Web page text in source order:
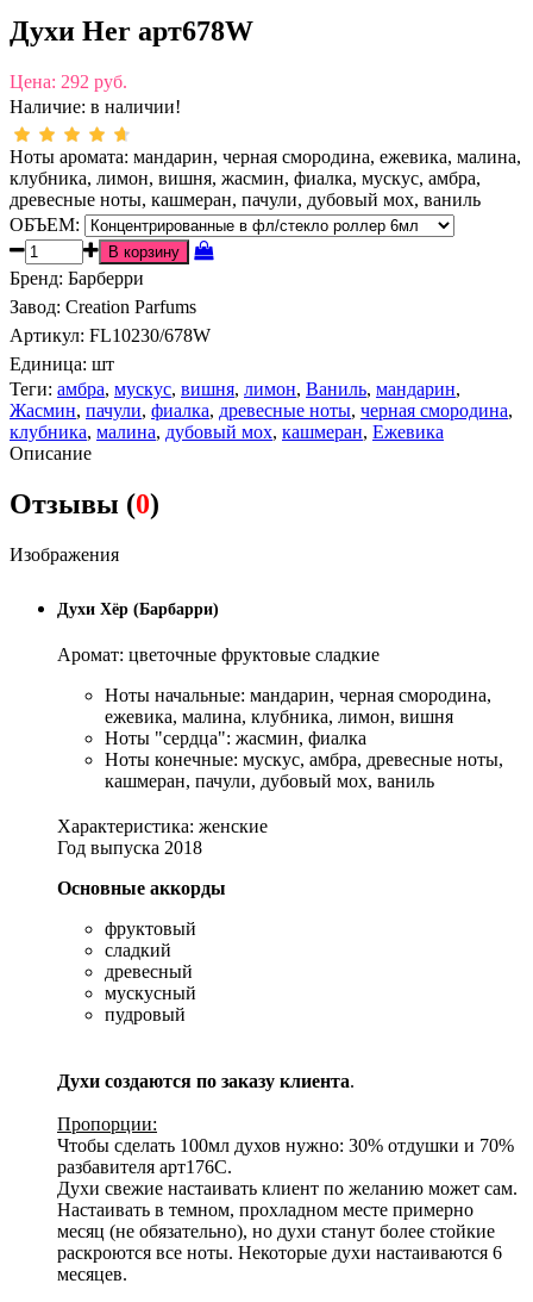
Духи Her арт678W
Цена: 292 руб.
Наличие: в наличии!
Ноты аромата: мандарин, черная смородина, ежевика, малина,
клубника, лимон, вишня, жасмин, фиалка, мускус, амбра,
древесные ноты, кашмеран, пачули, дубовый мох, ваниль
ОБЪЕМ:
Бренд: Барберри
Завод: Creation Parfums
Артикул: FL10230/678W
Единица: шт
Теги: амбра, мускус, вишня, лимон, Ваниль, мандарин,
Жасмин, пачули, фиалка, древесные ноты, черная смородина,
клубника, малина, дубовый мох, кашмеран, Ежевика
Описание
Отзывы (0)
Изображения
Духи Хёр (Барбарри)
Аромат: цветочные фруктовые сладкие
Ноты начальные: мандарин, черная смородина,
ежевика, малина, клубника, лимон, вишня
Ноты "сердца": жасмин, фиалка
Ноты конечные: мускус, амбра, древесные ноты,
кашмеран, пачули, дубовый мох, ваниль
Характеристика: женские
Год выпуска 2018
Основные аккорды
фруктовый
сладкий
древесный
мускусный
пудровый
Духи создаются по заказу клиента.
Пропорции:
Чтобы сделать 100мл духов нужно: 30% отдушки и 70%
разбавителя арт176С.
Духи свежие настаивать клиент по желанию может сам.
Настаивать в темном, прохладном месте примерно
месяц (не обязательно), но духи станут более стойкие
раскроются все ноты. Некоторые духи настаиваются 6
месяцев.